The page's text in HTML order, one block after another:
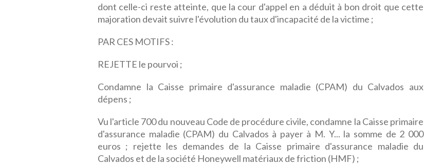
dont celle-ci reste atteinte, que la cour d'appel en a déduit à bon droit que cette
majoration devait suivre l'évolution du taux d'incapacité de la victime ;
PAR CES MOTIFS :
REJETTE le pourvoi ;
Condamne la Caisse primaire d'assurance maladie (CPAM) du Calvados aux
dépens ;
Vu l'article 700 du nouveau Code de procédure civile, condamne la Caisse primaire
d'assurance maladie (CPAM) du Calvados à payer à M. Y... la somme de 2 000
euros ; rejette les demandes de la Caisse primaire d'assurance maladie du
Calvados et de la société Honeywell matériaux de friction (HMF) ;